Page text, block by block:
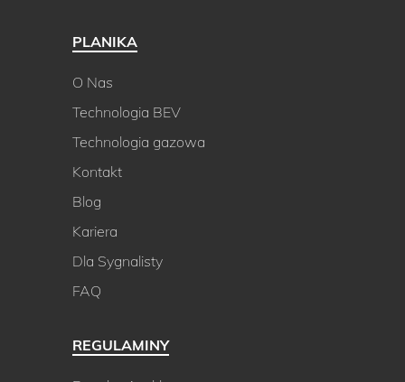
PLANIKA
O Nas
Technologia BEV
Technologia gazowa
Kontakt
Blog
Kariera
Dla Sygnalisty
FAQ
REGULAMINY